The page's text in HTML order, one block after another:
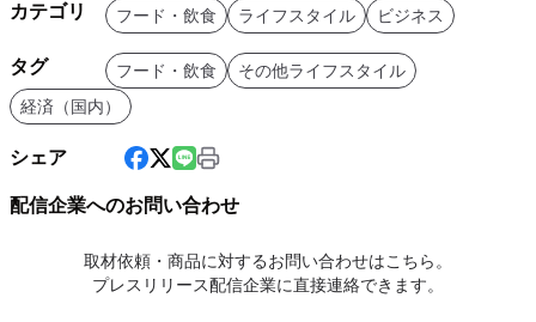
カテゴリ フード・飲食 ライフスタイル ビジネス
タグ フード・飲食
その他ライフスタイル
経済（国内）
シェア
配信企業へのお問い合わせ
取材依頼・商品に対するお問い合わせはこちら。
プレスリリース配信企業に直接連絡できます。